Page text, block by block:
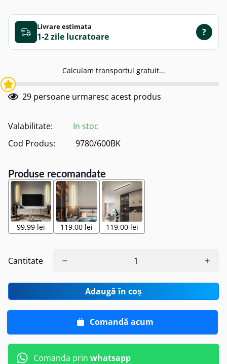
Livrare estimata
1-2 zile ?
Calculam transportul gratuit...
29 persoane urmaresc acest produs
Valabilitate:
In stoc
Cod Produs:
9780/600BK
Produse recomandate
99,99 lei 119,00 lei 119,00 lei
Cantitate
Adaugă în coș
Comandă acum
Comanda prin whatsapp